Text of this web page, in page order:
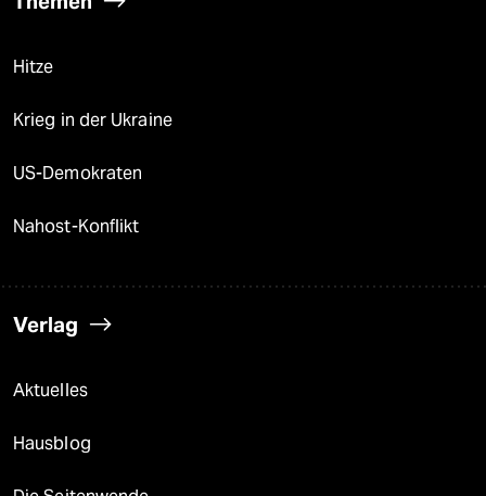
Hitze
Krieg in der Ukraine
US-Demokraten
Nahost-Konflikt
Verlag
Aktuelles
Hausblog